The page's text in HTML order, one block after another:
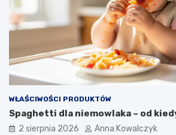
WŁAŚCIWOŚCI PRODUKTÓW
Spaghetti dla niemowlaka – od
2 sierpnia 2026 Anna Kowalczyk